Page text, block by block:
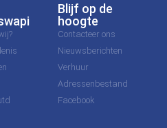
Blijf op de
hoogte
Contacteer ons
Nieuwsberichten
Verhuur
Adressenbestand
Facebook